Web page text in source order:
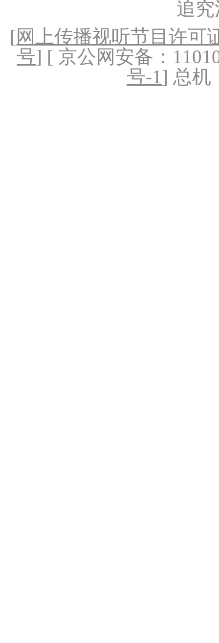
追
[网上传播视听节目许可
号] [ 京公网安备：
号-1] 总机